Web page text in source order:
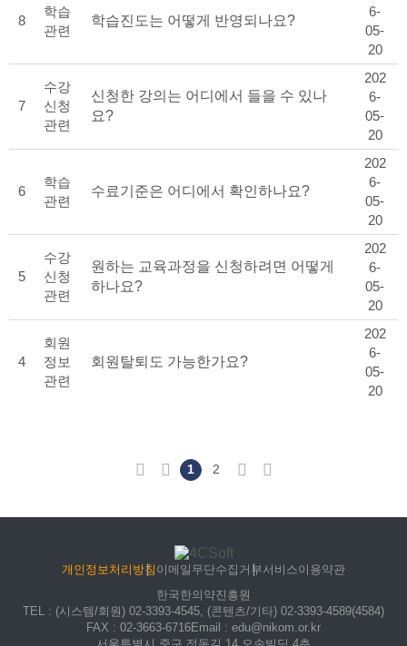
8
학습
관련
학습진도는 어떻게 반영되나요?
6-
05-
20
7
수강
신청
관련
신청한 강의는 어디에서 들을 수 있나
요?
202
6-
05-
20
6
학습
관련
수료기준은 어디에서 확인하나요?
202
6-
05-
20
5
수강
신청
관련
원하는 교육과정을 신청하려면 어떻게
하나요?
202
6-
05-
20
4
회원
정보
관련
회원탈퇴도 가능한가요?
202
6-
05-
20
처음이전1 2 다음마지막
개인정보처리방침 이메일무단수집거부서비스이용약관
한국한의약진흥원
TEL
: (시스템/회원) 02-3393-4545, (콘텐츠/기타) 02-3393-4589(4584)
FAX : 02-3663-6716Email : edu@nikom.or.kr